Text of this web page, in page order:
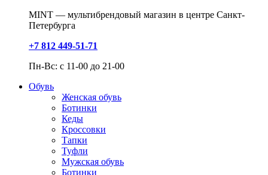
MINT — мультибрендовый магазин в центре Санкт-
Петербурга
+7 812 449-51-71
Пн-Вс: с 11-00 до 21-00
Обувь
Женская обувь
Ботинки
Кеды
Кроссовки
Тапки
Туфли
Мужская обувь
Ботинки